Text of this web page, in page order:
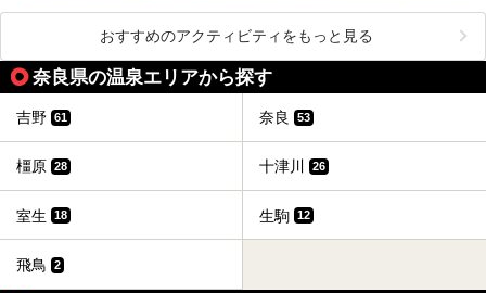
おすすめのアクティビティをもっと見る
奈良県の温泉エリアから探す
吉野 61 奈良 53
橿原 28 十津川 26
室生 18 生駒 12
飛鳥 2